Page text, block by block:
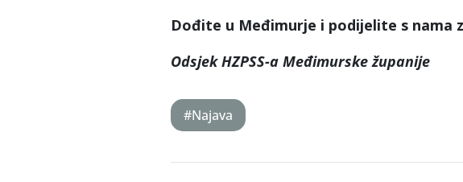
Dođite u Međimurje i podijelite s nama
Odsjek HZPSS-a Međimurske županije
#Najava